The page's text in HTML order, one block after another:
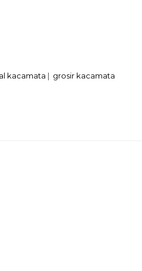
kacamata | grosir kacamata